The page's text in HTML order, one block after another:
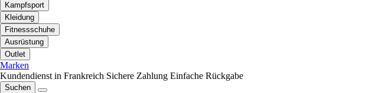
Kampfsport
Kleidung
Fitnessschuhe
Ausrüstung
Outlet
Marken
Kundendienst in Frankreich Sichere Zahlung Einfache Rückgabe
Suchen